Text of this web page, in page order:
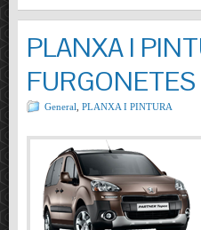
PLANXA I
FURGONETES
General PLANXA I PINTURA